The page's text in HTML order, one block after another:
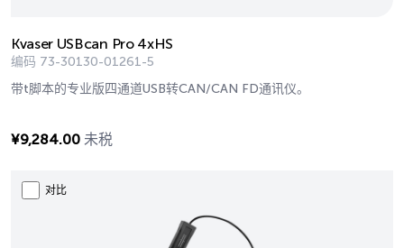
Kvaser USBcan Pro 4xHS
编码 73-30130-01261-5
带t脚本的专业版四通道USB转CAN/CAN FD通讯仪。
¥9,284.00 未税
对比